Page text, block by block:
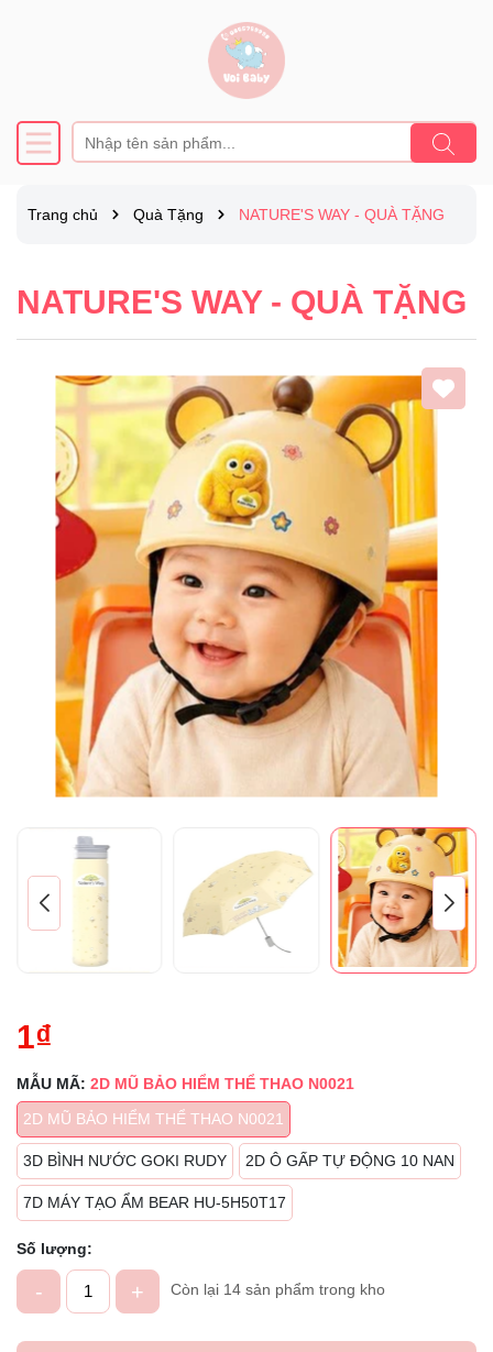
Trang chủ Quà Tặng NATURE'S WAY - QUÀ TẶNG
NATURE'S WAY - QUÀ TẶNG
1₫
MẪU MÃ: 2D MŨ BẢO HIỂM THỂ THAO N0021
2D MŨ BẢO HIỂM THỂ THAO N0021
3D BÌNH NƯỚC GOKI RUDY 2D Ô GẤP TỰ ĐỘNG 10 NAN
7D MÁY TẠO ẨM BEAR HU-5H50T17
Số lượng:
- + Còn lại 14 sản phẩm trong kho
Mã giảm giá:
Điều kiện: